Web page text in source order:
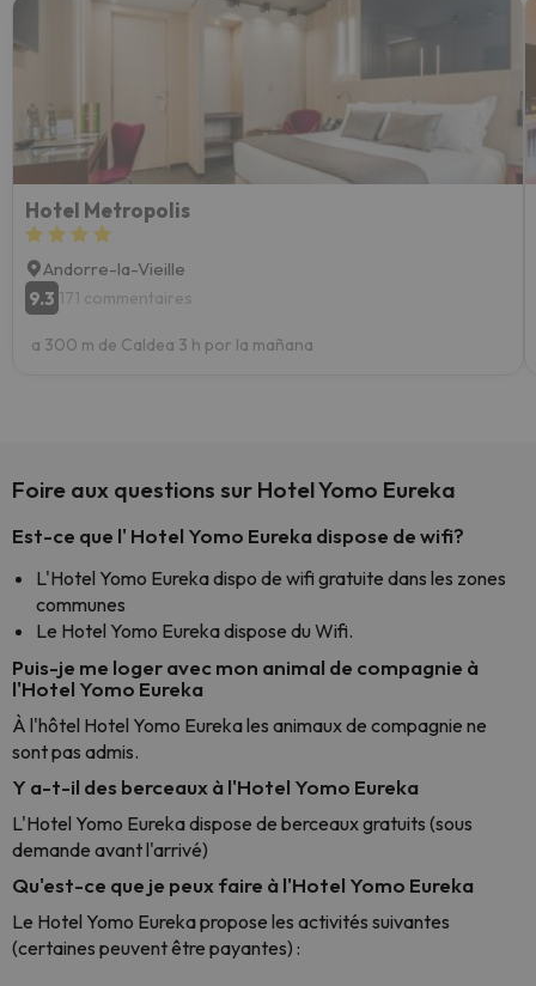
Hotel Metropolis
Andorre-la-Vieille
9.3 171 commentaires
a 300 m de Caldea 3 h por la mañana
Foire aux questions sur Hotel Yomo Eureka
Est-ce que l' Hotel Yomo Eureka dispose de wifi?
L'Hotel Yomo Eureka dispo de wifi gratuite dans les zones
communes
Le Hotel Yomo Eureka dispose du Wifi.
Puis-je me loger avec mon animal de compagnie à
l'Hotel Yomo Eureka
À l'hôtel Hotel Yomo Eureka les animaux de compagnie ne
sont pas admis.
Y a-t-il des berceaux à l'Hotel Yomo Eureka
L'Hotel Yomo Eureka dispose de berceaux gratuits (sous
demande avant l'arrivé)
Qu'est-ce que je peux faire à l'Hotel Yomo Eureka
Le Hotel Yomo Eureka propose les activités suivantes
(certaines peuvent être payantes) :